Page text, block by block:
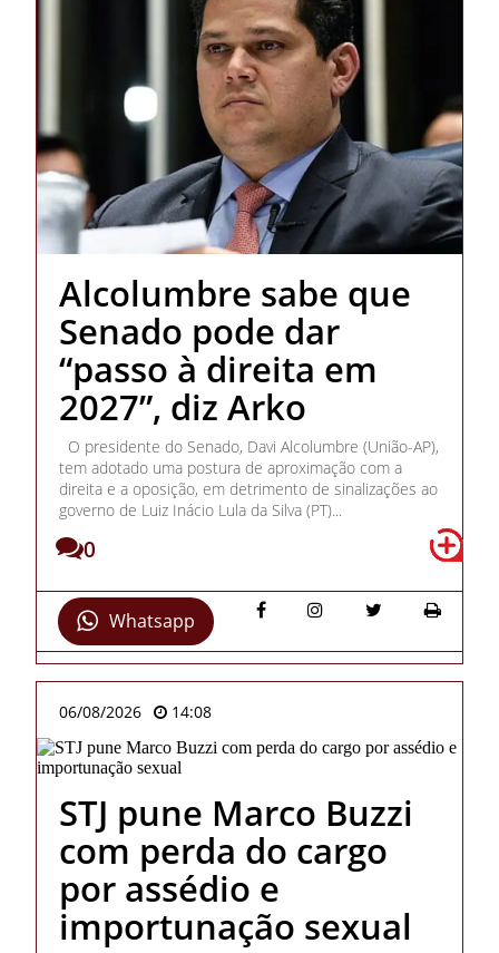
Alcolumbre sabe que
Senado pode dar
“passo à direita em
2027”, diz Arko
O presidente do Senado, Davi Alcolumbre (União-AP),
tem adotado uma postura de aproximação com a
direita e a oposição, em detrimento de sinalizações ao
governo de Luiz Inácio Lula da Silva (PT)...
0
Whatsapp
06/08/2026 14:08
STJ pune Marco Buzzi
com perda do cargo
por assédio e
importunação sexual